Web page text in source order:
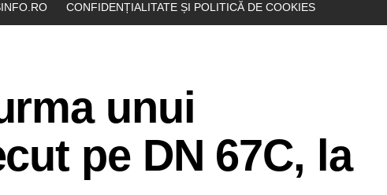
CONFIDENȚIALITATE ȘI POLITICĂ DE COOKIES
unui
pe DN 67C, la